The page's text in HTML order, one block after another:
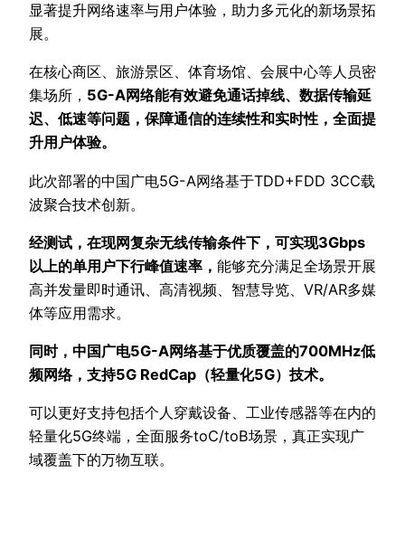
显著提升网络速率与用户体验，助力多元化的新场景拓
展。
在核心商区、旅游景区、体育场馆、会展中心等人员密
集场所， 5G-A网络能有效避免通话掉线、数据传输延
迟、低速等问题，保障通信的连续性和实时性，全面提
升用户体验。
此次部署的中国广电5G-A网络基于TDD+FDD 3CC载
波聚合技术创新。
经测试，在现网复杂无线传输条件下，可实现3Gbps
以上的单用户下行峰值速率， 能够充分满足全场景开展
高并发量即时通讯、高清视频、智慧导览、VR/AR多媒
体等应用需求。
同时，中国广电5G-A网络基于优质覆盖的700MHz低
频网络，支持5G RedCap（轻量化5G）技术。
可以更好支持包括个人穿戴设备、工业传感器等在内的
轻量化5G终端，全面服务toC/toB场景，真正实现广
域覆盖下的万物互联。